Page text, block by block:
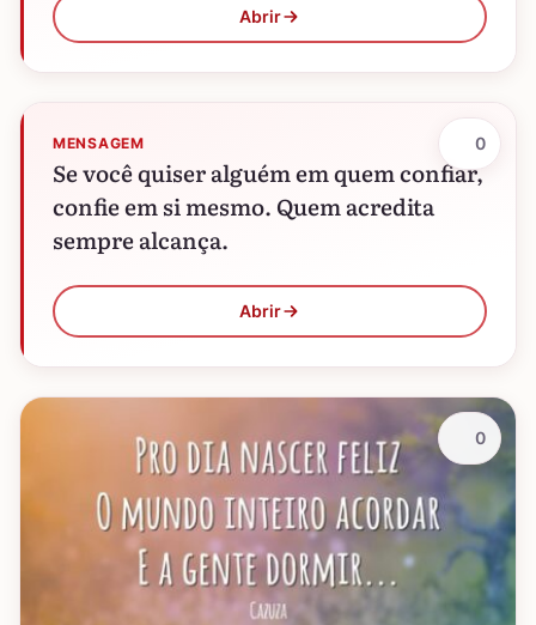
Abrir
MENSAGEM
Se você quiser alguém em quem confiar,
confie em si mesmo. Quem acredita
sempre alcança.
Abrir
0
0